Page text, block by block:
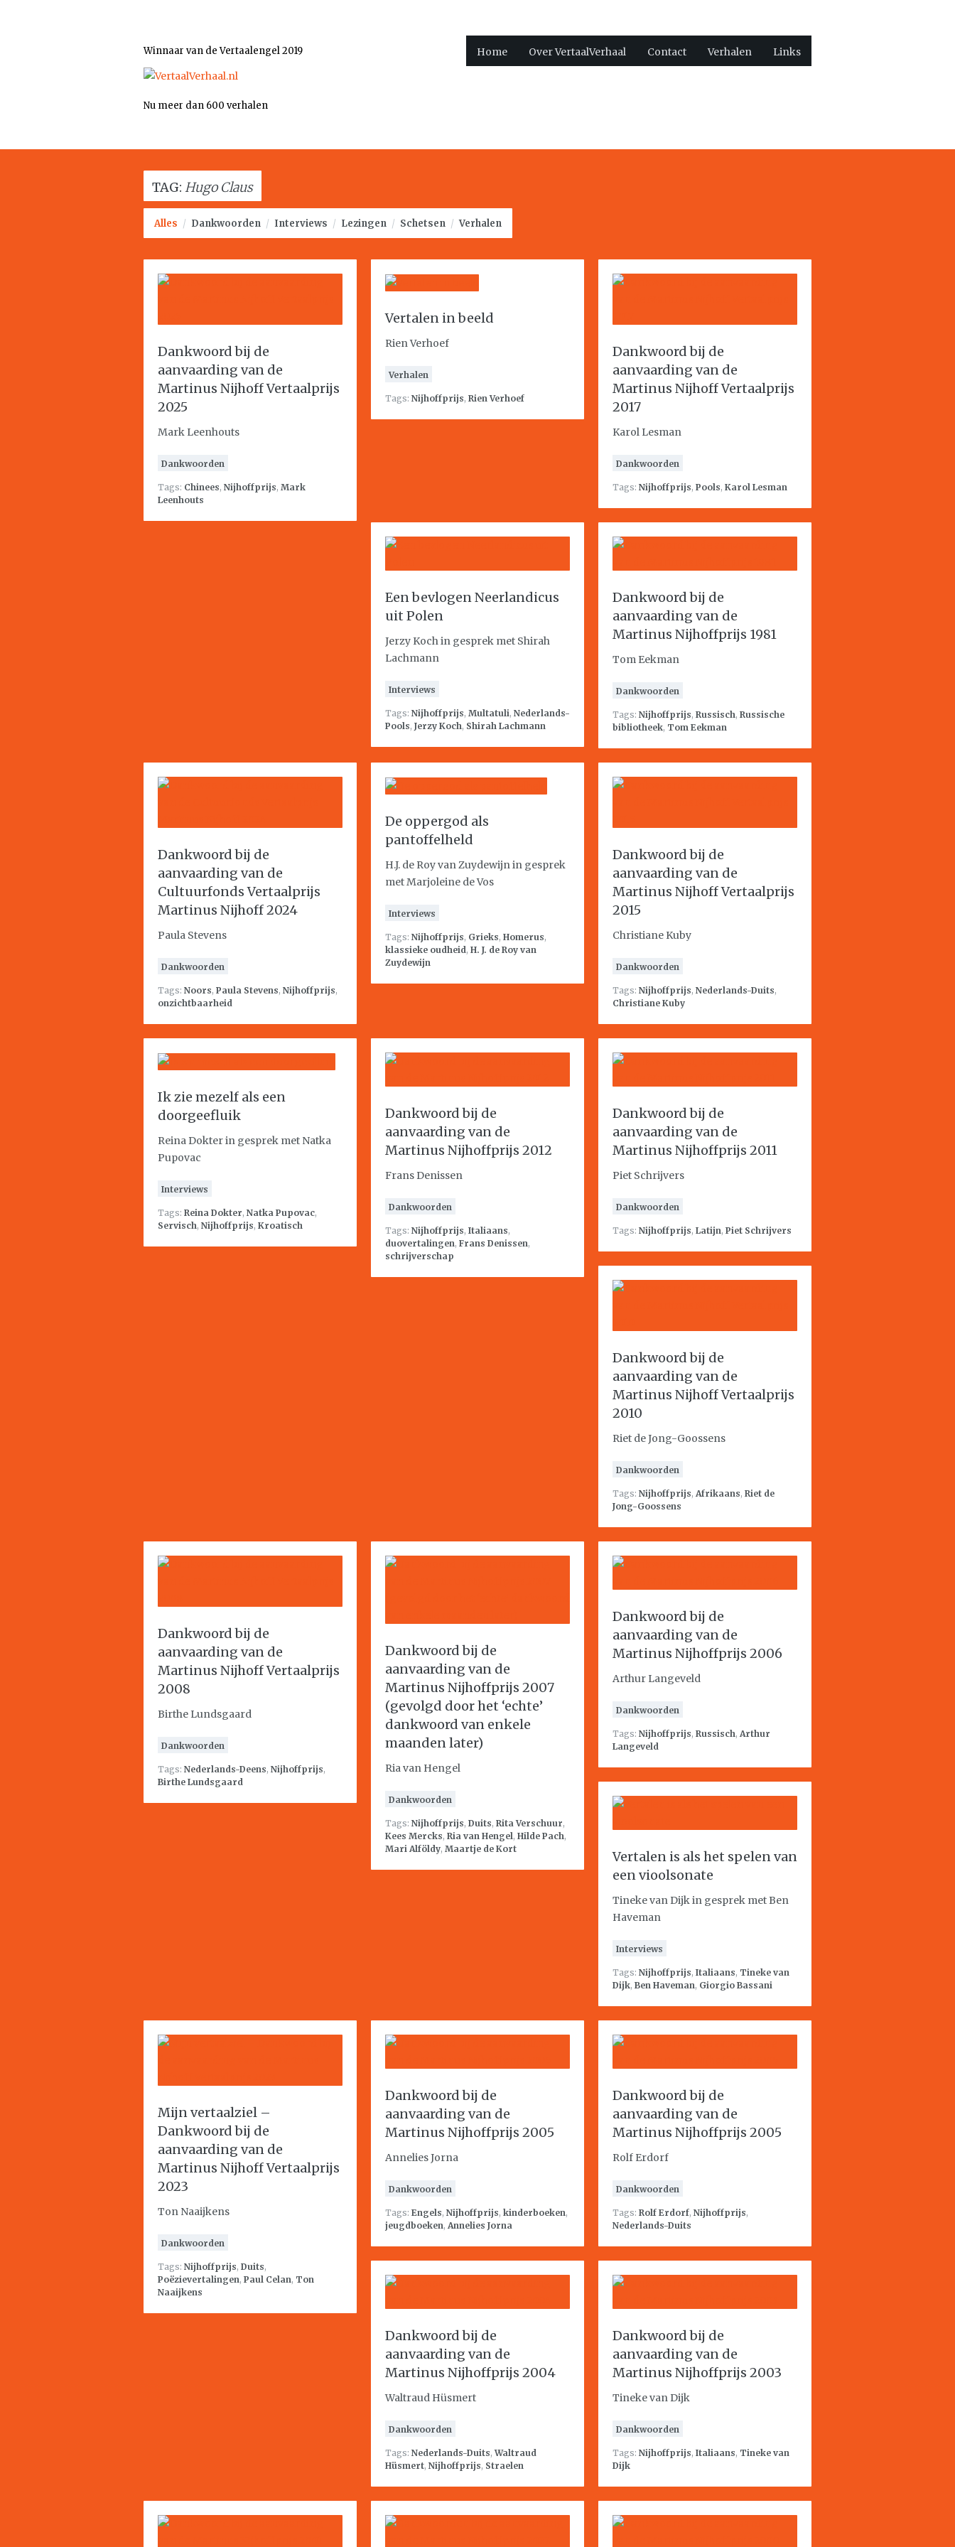
Winnaar van de Vertaalengel 2019
Nu meer dan 600 verhalen
Home Over VertaalVerhaal Contact Verhalen Links
TAG: Hugo Claus
Alles / Dankwoorden / Interviews / Lezingen / Schetsen / Verhalen
Dankwoord bij de
aanvaarding van de
Martinus Nijhoff Vertaalprijs
2025
Mark Leenhouts
Dankwoorden
Tags: Chinees, Nijhoffprijs, Mark
Leenhouts
Vertalen in beeld
Rien Verhoef
Verhalen
Tags: Nijhoffprijs, Rien Verhoef
Dankwoord bij de
aanvaarding van de
Martinus Nijhoff Vertaalprijs
2017
Karol Lesman
Dankwoorden
Tags: Nijhoffprijs, Pools, Karol Lesman
Een bevlogen Neerlandicus
uit Polen
Jerzy Koch in gesprek met Shirah
Lachmann
Interviews
Tags: Nijhoffprijs, Multatuli, Nederlands-
Pools, Jerzy Koch, Shirah Lachmann
Dankwoord bij de
aanvaarding van de
Martinus Nijhoffprijs 1981
Tom Eekman
Dankwoorden
Tags: Nijhoffprijs, Russisch, Russische
bibliotheek, Tom Eekman
Dankwoord bij de
aanvaarding van de
Cultuurfonds Vertaalprijs
Martinus Nijhoff 2024
Paula Stevens
Dankwoorden
Tags: Noors, Paula Stevens, Nijhoffprijs,
onzichtbaarheid
De oppergod als
pantoffelheld
H.J. de Roy van Zuydewijn in gesprek
met Marjoleine de Vos
Interviews
Tags: Nijhoffprijs, Grieks, Homerus,
klassieke oudheid, H. J. de Roy van
Zuydewijn
Dankwoord bij de
aanvaarding van de
Martinus Nijhoff Vertaalprijs
2015
Christiane Kuby
Dankwoorden
Tags: Nijhoffprijs, Nederlands-Duits,
Christiane Kuby
Ik zie mezelf als een
doorgeefluik
Reina Dokter in gesprek met Natka
Pupovac
Interviews
Tags: Reina Dokter, Natka Pupovac,
Servisch, Nijhoffprijs, Kroatisch
Dankwoord bij de
aanvaarding van de
Martinus Nijhoffprijs 2012
Frans Denissen
Dankwoorden
Tags: Nijhoffprijs, Italiaans,
duovertalingen, Frans Denissen,
schrijverschap
Dankwoord bij de
aanvaarding van de
Martinus Nijhoffprijs 2011
Piet Schrijvers
Dankwoorden
Tags: Nijhoffprijs, Latijn, Piet Schrijvers
Dankwoord bij de
aanvaarding van de
Martinus Nijhoff Vertaalprijs
2010
Riet de Jong-Goossens
Dankwoorden
Tags: Nijhoffprijs, Afrikaans, Riet de
Jong-Goossens
Dankwoord bij de
aanvaarding van de
Martinus Nijhoff Vertaalprijs
2008
Birthe Lundsgaard
Dankwoorden
Tags: Nederlands-Deens, Nijhoffprijs,
Birthe Lundsgaard
Dankwoord bij de
aanvaarding van de
Martinus Nijhoffprijs 2007
(gevolgd door het ‘echte’
dankwoord van enkele
maanden later)
Ria van Hengel
Dankwoorden
Tags: Nijhoffprijs, Duits, Rita Verschuur,
Kees Mercks, Ria van Hengel, Hilde Pach,
Mari Alföldy, Maartje de Kort
Dankwoord bij de
aanvaarding van de
Martinus Nijhoffprijs 2006
Arthur Langeveld
Dankwoorden
Tags: Nijhoffprijs, Russisch, Arthur
Langeveld
Vertalen is als het spelen van
een vioolsonate
Tineke van Dijk in gesprek met Ben
Haveman
Interviews
Tags: Nijhoffprijs, Italiaans, Tineke van
Dijk, Ben Haveman, Giorgio Bassani
Mijn vertaalziel –
Dankwoord bij de
aanvaarding van de
Martinus Nijhoff Vertaalprijs
2023
Ton Naaijkens
Dankwoorden
Tags: Nijhoffprijs, Duits,
Poëzievertalingen, Paul Celan, Ton
Naaijkens
Dankwoord bij de
aanvaarding van de
Martinus Nijhoffprijs 2005
Annelies Jorna
Dankwoorden
Tags: Engels, Nijhoffprijs, kinderboeken,
jeugdboeken, Annelies Jorna
Dankwoord bij de
aanvaarding van de
Martinus Nijhoffprijs 2005
Rolf Erdorf
Dankwoorden
Tags: Rolf Erdorf, Nijhoffprijs,
Nederlands-Duits
Dankwoord bij de
aanvaarding van de
Martinus Nijhoffprijs 2004
Waltraud Hüsmert
Dankwoorden
Tags: Nederlands-Duits,Waltraud
Hüsmert, Nijhoffprijs, Straelen
Dankwoord bij de
aanvaarding van de
Martinus Nijhoffprijs 2003
Tineke van Dijk
Dankwoorden
Tags: Nijhoffprijs, Italiaans, Tineke van
Dijk